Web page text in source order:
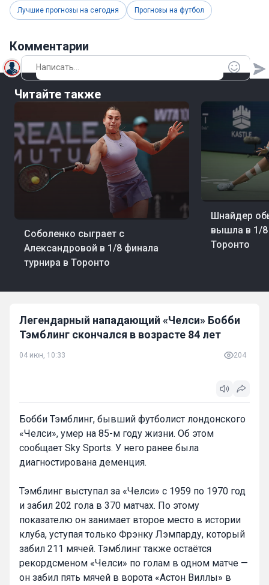
Лучшие прогнозы на сегодня Прогнозы на футбол
Комментарии
Читайте также
Соболенко сыграет с
Александровой в 1/8 финала
турнира в Торонто
Шнайдер
вышла в 1/8
Торонто
Легендарный нападающий «Челси» Бобби
Тэмблинг скончался в возрасте 84 лет
04 июн, 10:33 204
Бобби Тэмблинг, бывший футболист лондонского
«Челси», умер на 85-м году жизни. Об этом
сообщает Sky Sports. У него ранее была
диагностирована деменция.
Тэмблинг выступал за «Челси» с 1959 по 1970 год
и забил 202 гола в 370 матчах. По этому
показателю он занимает второе место в истории
клуба, уступая только Фрэнку Лэмпарду, который
забил 211 мячей. Тэмблинг также остаётся
рекордсменом «Челси» по голам в одном матче —
он забил пять мячей в ворота «Астон Виллы» в